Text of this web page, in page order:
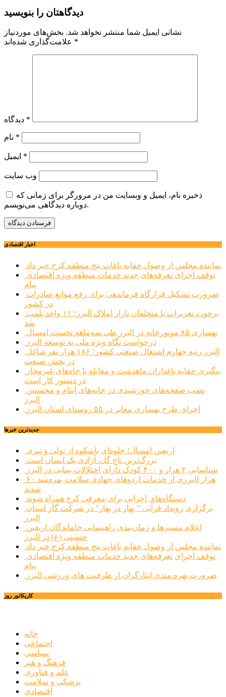
دیدگاهتان را بنویسید
نشانی ایمیل شما منتشر نخواهد شد. بخش‌های موردنیاز
*
*
*
*
وب‌ سایت
ذخیره نام، ایمیل و وبسایت من در مرورگر برای زمانی که
دوباره دیدگاهی می‌نویسم.
اخبار اقتصادی
نماینده مجلس از وصول حقابه باغات پنج منطقه کرج خبر داد
پیام
در کشور
شد
بهسازی ۸۵ موتورخانه در البرز طی سه‌ماهه نخست امسال
درخواست نگاه ویژه ملی به توسعه البرز
در بخش صنعت
در دستور کار است
البرز
اجرای طرح بهسازی معابر در ۵۵ روستای استان البرز
جديدترين خبرها
اربعین امسال؛ جلوه‌ای باشکوه از تولی و تبری
بزرگ‌ترین تاج گل، آزادی یک انسان است
شناسایی ۲ هزار و ۴۰۰ کودک دارای اختلالات بینایی در البرز
۶۰ هزار البرزی از خدمات اردوهای جهادی سلامت بهره‌مند
شدند
دستگاه‌های اجرایی برای معرفی کرج همراه شوند
البرز
حسینی (ع) در البرز
نماینده مجلس از وصول حقابه باغات پنج منطقه کرج خبر داد
پیام
ضرورت بهره مندی ایثارگران از ظرفیت های ورزشی البرز
کاریکاتور روز
خانه
اجتماعی
سیاسی
فرهنگ و هنر
علم و فناوری
پزشکی و سلامت
اقتصادی